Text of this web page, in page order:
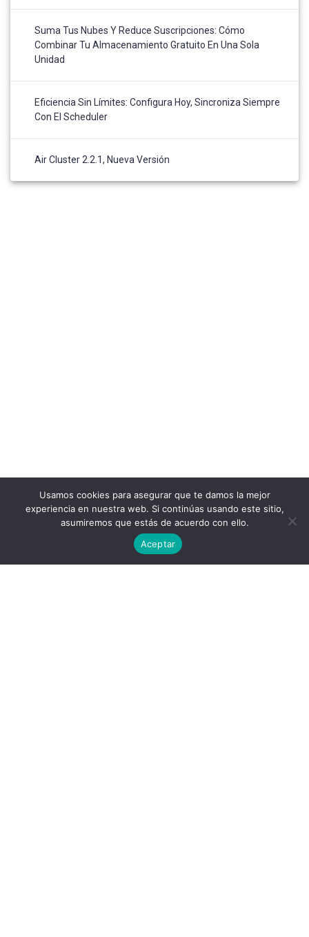
Suma Tus Nubes Y Reduce Suscripciones: Cómo
Combinar Tu Almacenamiento Gratuito En Una Sola
Unidad
Eficiencia Sin Límites: Configura Hoy, Sincroniza Siempre
Con El Scheduler
Air Cluster 2.2.1, Nueva Versión
Usamos cookies para asegurar que te damos la mejor
experiencia en nuestra web. Si continúas usando este sitio,
asumiremos que estás de acuerdo con ello.
Aceptar